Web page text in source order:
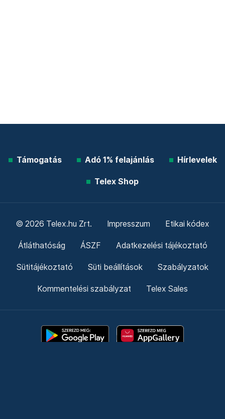
Támogatás Adó 1% felajánlás Hírlevelek
Telex Shop
© 2026 Telex.hu Zrt. Impresszum Etikai kódex
Átláthatóság ÁSZF Adatkezelési tájékoztató
Sütitájékoztató Süti beállítások Szabályzatok
Kommentelési szabályzat Telex Sales